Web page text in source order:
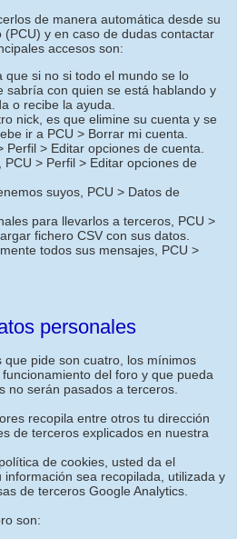
de manera automática desde su
y en caso de dudas contactar
accesos son:
que si no si todo el mundo se lo
sabría con quien se está hablando y
o recibe la ayuda.
nick, es que elimine su cuenta y se
ir a PCU > Borrar mi cuenta.
> Editar opciones de cuenta.
> Perfil > Editar opciones de
suyos, PCU > Datos de
para llevarlos a terceros, PCU >
fichero CSV con sus datos.
todos sus mensajes, PCU >
personales
que pide son cuatro, los mínimos
del foro y que pueda
no serán pasados a terceros.
recopila entre otros tu dirección
de terceros explicados en nuestra
de cookies, usted da el
sea recopilada, utilizada y
de terceros Google Analytics.
son: